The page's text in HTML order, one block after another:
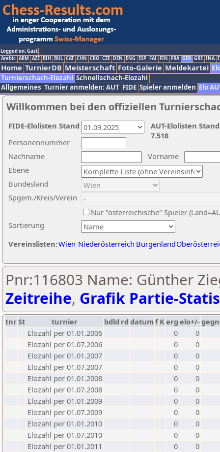
Logged on: Gast
Arabic ARM AZE BIH BUL CAT CHN CRO CZE DEN ENG ESP FAI FIN FRA GER GRE INA
Home TurnierDB Meisterschaft Foto-Galerie Meldekartei
Turnierschach-Elozahl Schnellschach-Elozahl
Allgemeines Turnier anmelden: AUT FIDE Spieler anmelden Elo
Willkommen bei den offiziellen
Nachname
Vorname
Ebene
Sortierung
Personennummer
Bundesland
Spgem./Kreis/Verein
Nur "österreichische" Spieler
Vereinslisten:Wien Niederösterreich Burgenland
AUT-Elolisten
7.518
FIDE-Elolisten Stand
Pnr:116803 Name: Günther
Zeitreihe, Grafik Partie-
tnrSt turnier bdld rd datumf Kerg elo+/-
Elozahl per 01.01.2006
0
0
Elozahl per 01.07.2006
0
0
Elozahl per 01.01.2007
0
0
Elozahl per 01.07.2007
0
0
Elozahl per 01.01.2008
0
0
Elozahl per 01.07.2008
0
0
Elozahl per 01.01.2009
0
0
Elozahl per 01.07.2009
0
0
Elozahl per 01.01.2010
0
0
Elozahl per 01.07.2010
0
0
Elozahl per 01.01.2011
0
0